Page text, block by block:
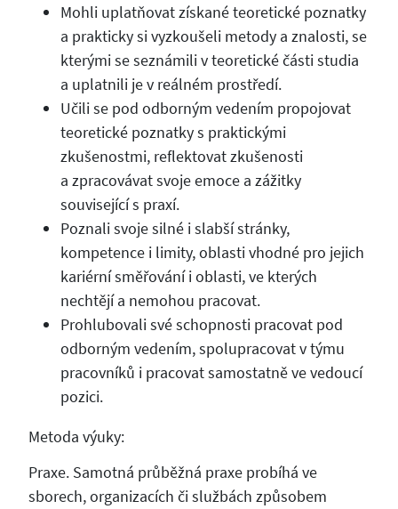
Mohli uplatňovat získané teoretické poznatky
a prakticky si vyzkoušeli metody a znalosti, se
kterými se seznámili v teoretické části studia
a uplatnili je v reálném prostředí.
Učili se pod odborným vedením propojovat
teoretické poznatky s praktickými
zkušenostmi, reflektovat zkušenosti
a zpracovávat svoje emoce a zážitky
související s praxí.
Poznali svoje silné i slabší stránky,
kompetence i limity, oblasti vhodné pro jejich
kariérní směřování i oblasti, ve kterých
nechtějí a nemohou pracovat.
Prohlubovali své schopnosti pracovat pod
odborným vedením, spolupracovat v týmu
pracovníků i pracovat samostatně ve vedoucí
pozici.
Metoda výuky:
Praxe. Samotná průběžná praxe probíhá ve
sborech, organizacích či službách způsobem